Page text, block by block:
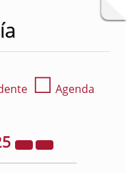
☐ Agenda